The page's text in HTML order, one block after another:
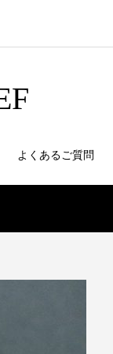
よくあるご質問